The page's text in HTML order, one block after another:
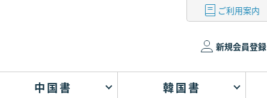
ご利用案内
新規会員登録
中国書 韓国書